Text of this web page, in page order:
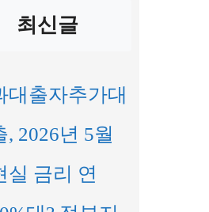
최신글
대출자추가대
, 2026년 5월
실 금리 연